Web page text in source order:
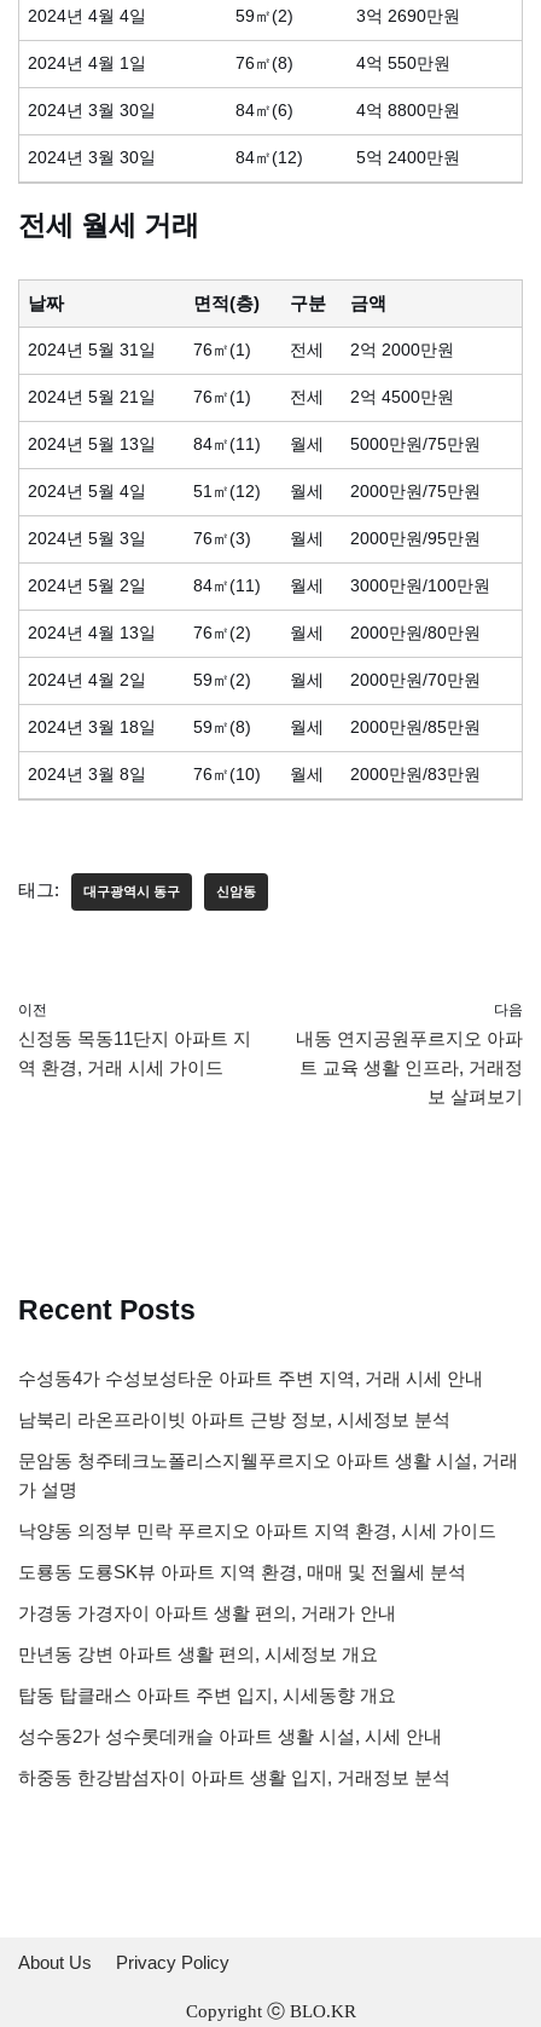
2024년 4월 4일 59㎡(2) 3억 2690만원
2024년 4월 1일 76㎡(8) 4억 550만원
2024년 3월 30일 84㎡(6) 4억 8800만원
2024년 3월 30일 84㎡(12) 5억 2400만원
전세 월세 거래
날짜 면적(층) 구분 금액
2024년 5월 31일 76㎡(1) 전세 2억 2000만원
2024년 5월 21일 76㎡(1) 전세 2억 4500만원
2024년 5월 13일 84㎡(11) 월세 5000만원/75만원
2024년 5월 4일 51㎡(12) 월세 2000만원/75만원
2024년 5월 3일 76㎡(3) 월세 2000만원/95만원
2024년 5월 2일 84㎡(11) 월세 3000만원/100만원
2024년 4월 13일 76㎡(2) 월세 2000만원/80만원
2024년 4월 2일 59㎡(2) 월세 2000만원/70만원
2024년 3월 18일 59㎡(8) 월세 2000만원/85만원
2024년 3월 8일 76㎡(10) 월세 2000만원/83만원
태그: 대구광역시 동구 신암동
이전
신정동 목동11단지 아파트 지
역 환경, 거래 시세 가이드
다음
내동 연지공원푸르지오 아파
트 교육 생활 인프라, 거래정
보 살펴보기
Recent Posts
수성동4가 수성보성타운 아파트 주변 지역, 거래 시세 안내
남북리 라온프라이빗 아파트 근방 정보, 시세정보 분석
문암동 청주테크노폴리스지웰푸르지오 아파트 생활 시설, 거래
가 설명
낙양동 의정부 민락 푸르지오 아파트 지역 환경, 시세 가이드
도룡동 도룡SK뷰 아파트 지역 환경, 매매 및 전월세 분석
가경동 가경자이 아파트 생활 편의, 거래가 안내
만년동 강변 아파트 생활 편의, 시세정보 개요
탑동 탑클래스 아파트 주변 입지, 시세동향 개요
성수동2가 성수롯데캐슬 아파트 생활 시설, 시세 안내
하중동 한강밤섬자이 아파트 생활 입지, 거래정보 분석
About Us Privacy Policy
Copyright ⓒ BLO.KR